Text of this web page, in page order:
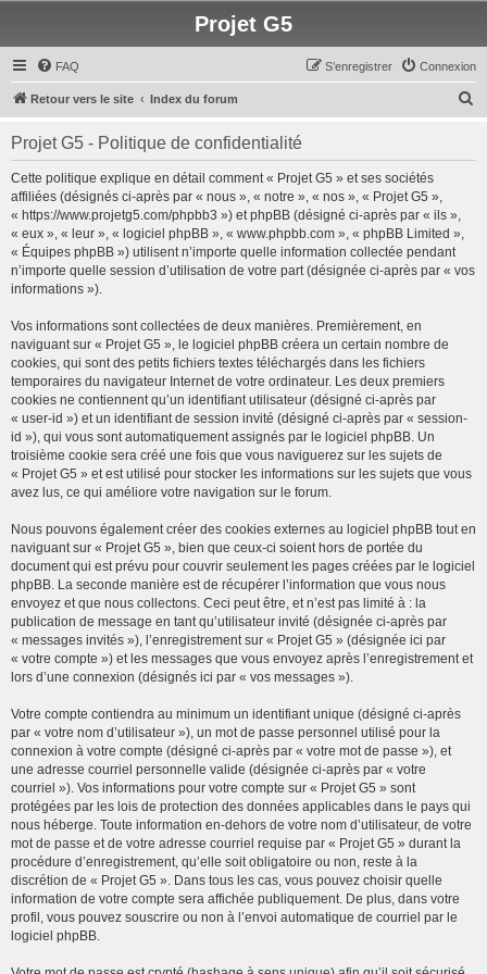
Projet G5
FAQ Connexion
S’enregistrer
Retour vers le site Index du forum
Projet G5 - Politique de confidentialité
Cette politique explique en détail comment « Projet G5 » et ses sociétés
affiliées (désignés ci-après par « nous », « notre », « nos », « Projet G5 »,
« https://www.projetg5.com/phpbb3 ») et phpBB (désigné ci-après par « ils »,
« eux », « leur », « logiciel phpBB », « www.phpbb.com », « phpBB Limited »,
« Équipes phpBB ») utilisent n’importe quelle information collectée pendant
n’importe quelle session d’utilisation de votre part (désignée ci-après par « vos
informations »).
Vos informations sont collectées de deux manières. Premièrement, en
naviguant sur « Projet G5 », le logiciel phpBB créera un certain nombre de
cookies, qui sont des petits fichiers textes téléchargés dans les fichiers
temporaires du navigateur Internet de votre ordinateur. Les deux premiers
cookies ne contiennent qu’un identifiant utilisateur (désigné ci-après par
« user-id ») et un identifiant de session invité (désigné ci-après par « session-
id »), qui vous sont automatiquement assignés par le logiciel phpBB. Un
troisième cookie sera créé une fois que vous naviguerez sur les sujets de
« Projet G5 » et est utilisé pour stocker les informations sur les sujets que vous
avez lus, ce qui améliore votre navigation sur le forum.
Nous pouvons également créer des cookies externes au logiciel phpBB tout en
naviguant sur « Projet G5 », bien que ceux-ci soient hors de portée du
document qui est prévu pour couvrir seulement les pages créées par le logiciel
phpBB. La seconde manière est de récupérer l’information que vous nous
envoyez et que nous collectons. Ceci peut être, et n’est pas limité à : la
publication de message en tant qu’utilisateur invité (désignée ci-après par
« messages invités »), l’enregistrement sur « Projet G5 » (désignée ici par
« votre compte ») et les messages que vous envoyez après l’enregistrement et
lors d’une connexion (désignés ici par « vos messages »).
Votre compte contiendra au minimum un identifiant unique (désigné ci-après
par « votre nom d’utilisateur »), un mot de passe personnel utilisé pour la
connexion à votre compte (désigné ci-après par « votre mot de passe »), et
une adresse courriel personnelle valide (désignée ci-après par « votre
courriel »). Vos informations pour votre compte sur « Projet G5 » sont
protégées par les lois de protection des données applicables dans le pays qui
nous héberge. Toute information en-dehors de votre nom d’utilisateur, de votre
mot de passe et de votre adresse courriel requise par « Projet G5 » durant la
procédure d’enregistrement, qu’elle soit obligatoire ou non, reste à la
discrétion de « Projet G5 ». Dans tous les cas, vous pouvez choisir quelle
information de votre compte sera affichée publiquement. De plus, dans votre
profil, vous pouvez souscrire ou non à l’envoi automatique de courriel par le
logiciel phpBB.